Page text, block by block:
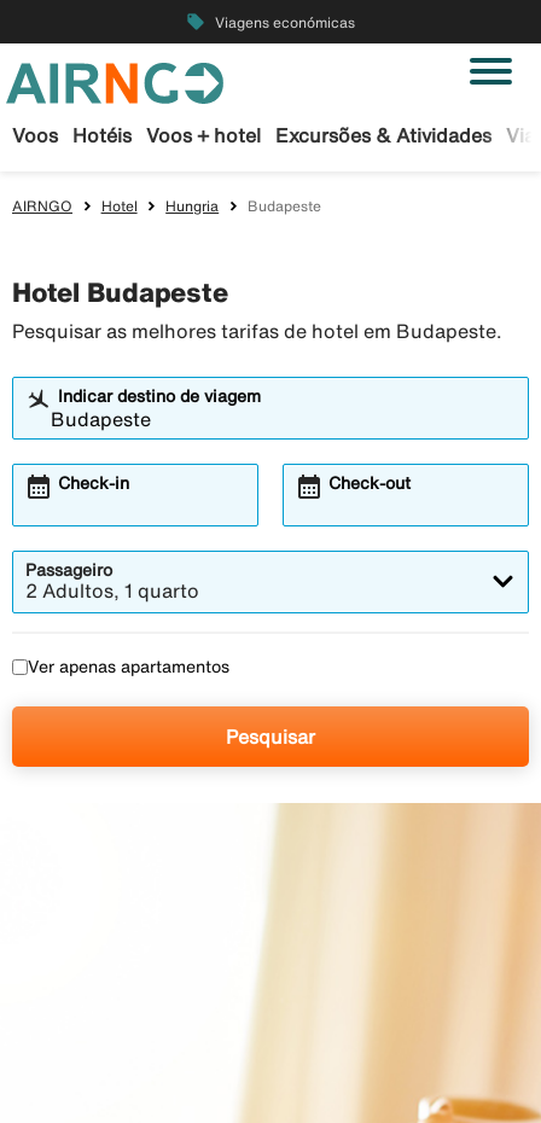
local_offer Viagens económicas
Voos Hotéis Voos + hotel Excursões & Atividades
AIRNGO Hotel Hungria Budapeste
Hotel Budapeste
Pesquisar as melhores tarifas de hotel em Budapeste.
Indicar destino de viagem
Check-in
calendar_month Check-out
calendar_month
Passageiro
2 Adultos, 1 quarto
Ver apenas apartamentos
Pesquisar